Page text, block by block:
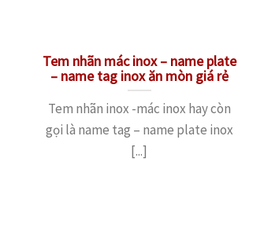
Tem nhãn mác inox – name plate
– name tag inox ăn mòn giá rẻ
Tem nhãn inox -mác inox hay còn
gọi là name tag – name plate inox
[...]